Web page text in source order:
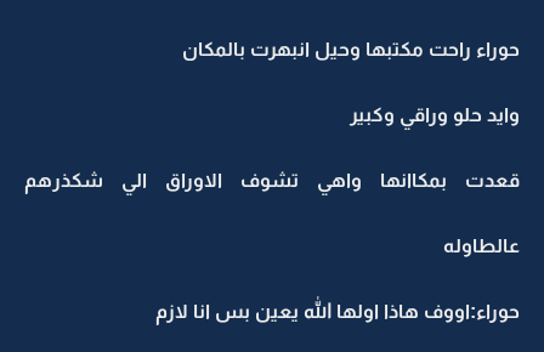
حوراء راحت مكتبها وحيل انبهرت بالمكان
وايد حلو وراقي وكبير
قعدت بمكاانها واهي تشوف الاوراق الي شكذرهم
عالطاوله
حوراء:اووف هاذا اولها الله يعين بس انا لازم